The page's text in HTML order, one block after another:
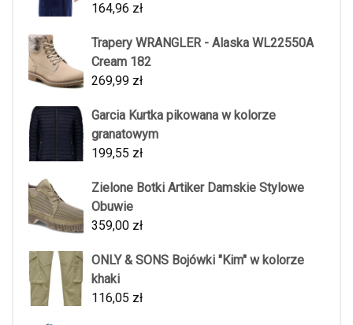
164,96 zł
Trapery WRANGLER - Alaska WL22550A
Cream 182
269,99 zł
Garcia Kurtka pikowana w kolorze
granatowym
199,55 zł
Zielone Botki Artiker Damskie Stylowe
Obuwie
359,00 zł
ONLY & SONS Bojówki "Kim" w kolorze
khaki
116,05 zł